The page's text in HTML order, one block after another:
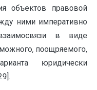
объектов правовой
ними императивно
в виде
поощряемого,
юридически